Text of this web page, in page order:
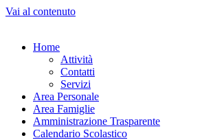
Vai al contenuto
Home
Attività
Contatti
Servizi
Area Personale
Area Famiglie
Amministrazione Trasparente
Calendario Scolastico